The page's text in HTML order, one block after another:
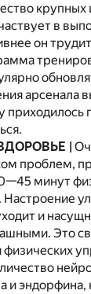
крупных
в
он
арсенала
|
проблем,
минут
и
Это
и